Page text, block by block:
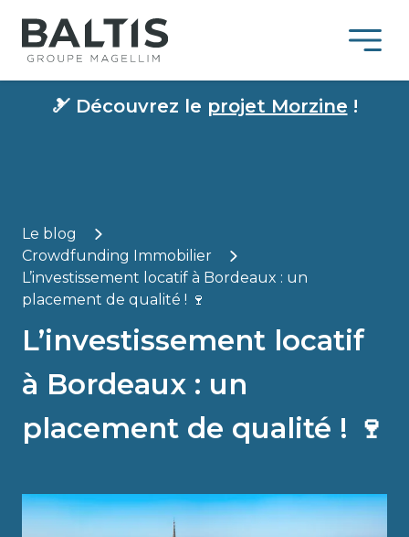
🎿Découvrez le projet Morzine !
Le blog
Crowdfunding Immobilier
L’investissement locatif à Bordeaux : un
placement de qualité ! 🍷
L’investissement locatif
à Bordeaux : un
placement de qualité ! 🍷